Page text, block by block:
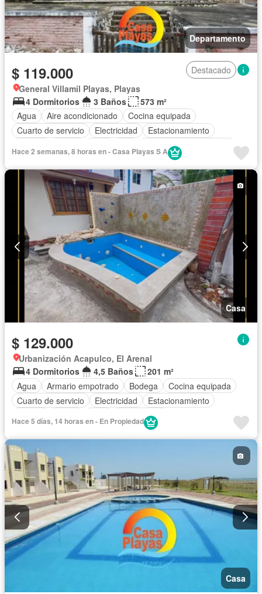
Departamento
$ 119.000
Destacado
General Villamil Playas, Playas
4 Dormitorios
3 Baños
573 m²
Agua
Aire acondicionado
Cocina equipada
Cuarto de servicio
Electricidad
Estacionamiento
Parcialmente amoblado
Hace 2 semanas, 8 horas en - Casa Playas S A
Casa
$ 129.000
Urbanización Acapulco, El Arenal
4 Dormitorios
4,5 Baños
201 m²
Agua
Armario empotrado Bodega
Cocina equipada
Cuarto de servicio
Electricidad
Estacionamiento
Sin amoblar
Hace 5 días, 14 horas en - En Propiedad
Casa